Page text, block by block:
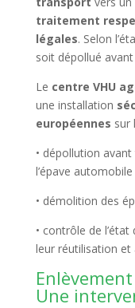
traitement
légales. Selon
soit dépollué avant
Le centre VHU
une installation
européennes sur
• dépollution
l’épave automobile
• démolition des
• contrôle de
leur réutilisation et
Une